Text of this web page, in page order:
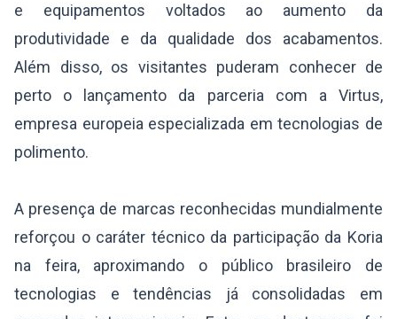
e equipamentos voltados ao aumento da
produtividade e da qualidade dos acabamentos.
Além disso, os visitantes puderam conhecer de
perto o lançamento da parceria com a Virtus,
empresa europeia especializada em tecnologias de
polimento.
A presença de marcas reconhecidas mundialmente
reforçou o caráter técnico da participação da Koria
na feira, aproximando o público brasileiro de
tecnologias e tendências já consolidadas em